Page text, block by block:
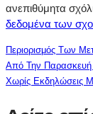
ανεπιθύμητα
δεδομένα των
Περιορισμός Των
Από Την Παρασκευή
Χωρίς Εκδηλώσεις